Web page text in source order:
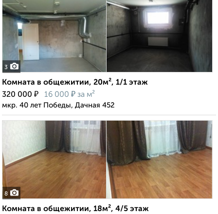
3
Комната в общежитии, 20м², 1/1 этаж
320 000 ₽ 16 000 ₽ за м²
мкр. 40 лет Победы, Дачная 452
8
Комната в общежитии, 18м², 4/5 этаж